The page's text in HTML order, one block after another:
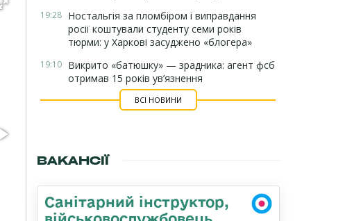
19:28 Ностальгія за пломбіром і виправдання
росії коштували студенту семи років
тюрми: у Харкові засуджено «блогера»
19:10 Викрито «батюшку» — зрадника: агент фсб
отримав 15 років ув’язнення
ВСІ НОВИНИ
ВАКАНСІЇ
Санітарний інструктор,